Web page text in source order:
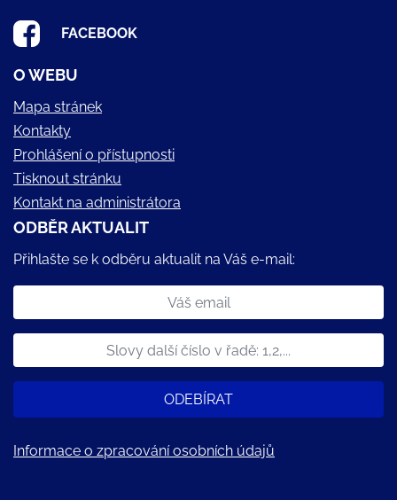
FACEBOOK
O WEBU
Mapa stránek
Kontakty
Prohlášení o přístupnosti
Tisknout stránku
Kontakt na administrátora
ODBĚR AKTUALIT
Přihlašte se k odběru aktualit na Váš e-mail:
ODEBÍRAT
Informace o zpracování osobních údajů